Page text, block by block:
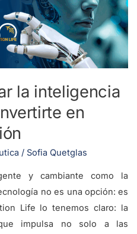
la inteligencia
en
/ Sofia Quetglas
y cambiante como la
no es una opción: es
Life lo tenemos claro: la
impulsa no solo a las